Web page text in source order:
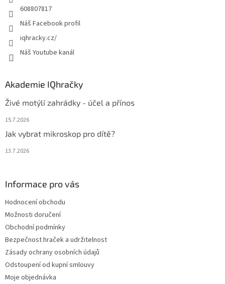
608807817
Náš Facebook profil
iqhracky.cz/
Náš Youtube kanál
Akademie IQhračky
Živé motýlí zahrádky - účel a přínos
15.7.2026
Jak vybrat mikroskop pro dítě?
13.7.2026
Informace pro vás
Hodnocení obchodu
Možnosti doručení
Obchodní podmínky
Bezpečnost hraček a udržitelnost
Zásady ochrany osobních údajů
Odstoupení od kupní smlouvy
Moje objednávka